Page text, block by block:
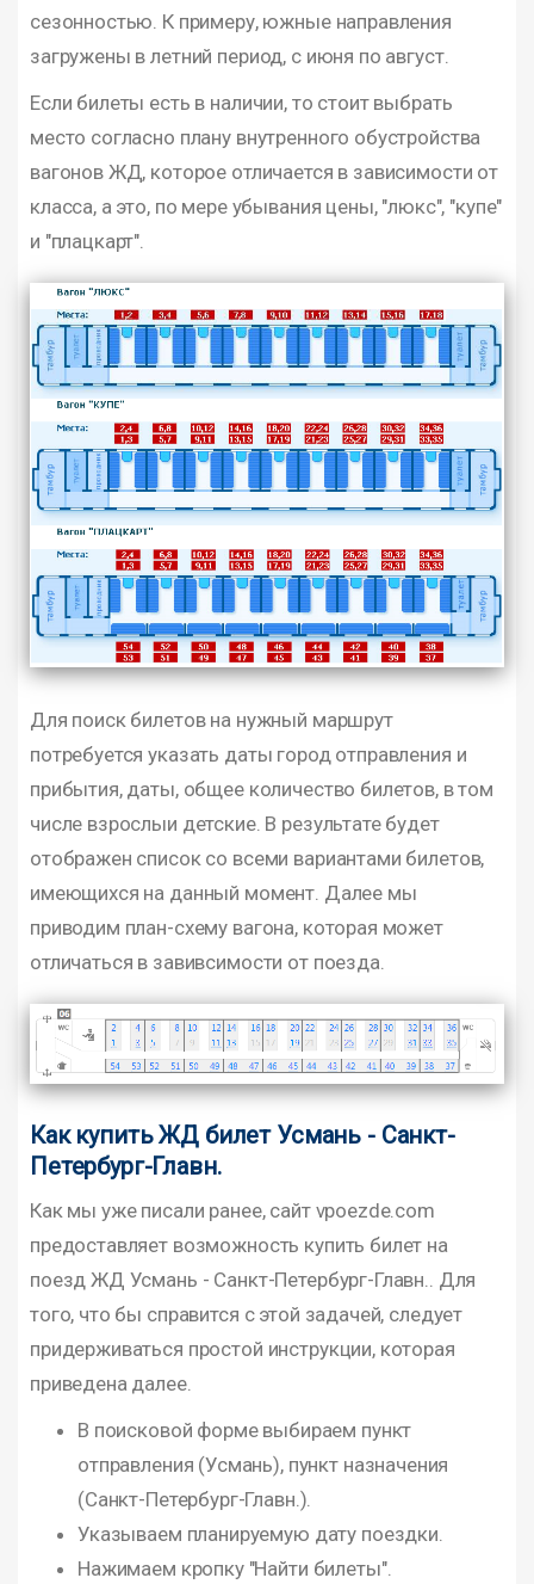
сезонностью. К примеру, южные направления
загружены в летний период, с июня по август.
Если билеты есть в наличии, то стоит выбрать
место согласно плану внутренного обустройства
вагонов ЖД, которое отличается в зависимости от
класса, а это, по мере убывания цены, "люкс", "купе"
и "плацкарт".
Для поиск билетов на нужный маршрут
потребуется указать даты город отправления и
прибытия, даты, общее количество билетов, в том
числе взрослыи детские. В результате будет
отображен список со всеми вариантами билетов,
имеющихся на данный момент. Далее мы
приводим план-схему вагона, которая может
отличаться в завивсимости от поезда.
Как купить ЖД билет Усмань - Санкт-
Петербург-Главн.
Как мы уже писали ранее, сайт vpoezde.com
предоставляет возможность купить билет на
поезд ЖД Усмань - Санкт-Петербург-Главн.. Для
того, что бы справится с этой задачей, следует
придерживаться простой инструкции, которая
приведена далее.
В поисковой форме выбираем пункт
отправления (Усмань), пункт назначения
(Санкт-Петербург-Главн.).
Указываем планируемую дату поездки.
Нажимаем кропку "Найти билеты".